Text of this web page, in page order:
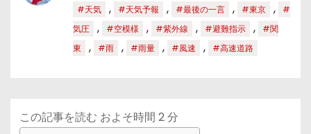
#天気 , #天気予報 , #最後の一言 , #東京 ,
#
気圧
, #空模様 , #紫外線 , #避難指示 ,
#関
東
, #雨 , #雨量 , #風速 , #高速道路
この記事を読む およそ時間 2分